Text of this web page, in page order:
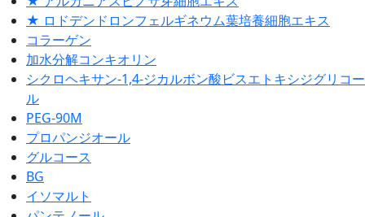
★ ロドデンドロンフェルギネウム葉培養細胞エキス
コラーゲン
加水分解コンキオリン
シクロヘキサン-1,4-ジカルボン酸ビスエトキシジグリコー
ル
PEG-90M
プロパンジオール
グルコース
BG
イソマルト